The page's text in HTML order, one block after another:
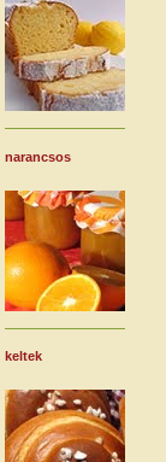
narancsos
keltek